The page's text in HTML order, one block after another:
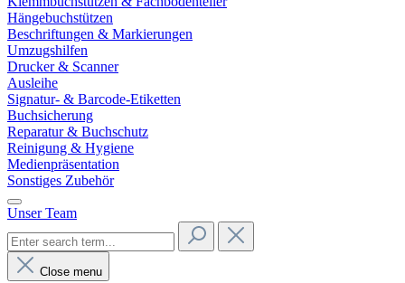
Hängebuchstützen
Beschriftungen & Markierungen
Umzugshilfen
Drucker & Scanner
Ausleihe
Signatur- & Barcode-Etiketten
Buchsicherung
Reparatur & Buchschutz
Reinigung & Hygiene
Medienpräsentation
Sonstiges Zubehör
Unser Team
Close menu